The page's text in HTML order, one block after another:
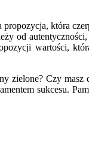
która
od
wartości,
zielone? Czy
sukcesu.